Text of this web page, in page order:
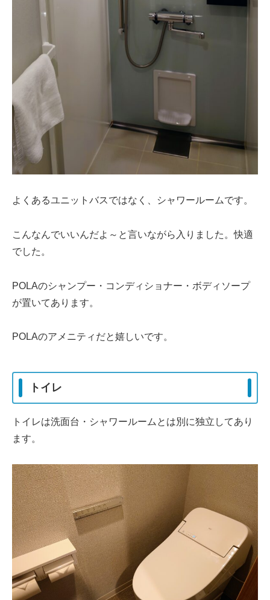
よくあるユニットバスではなく、シャワールームです。
こんなんでいいんだよ～と言いながら入りました。快適
でした。
POLAのシャンプー・コンディショナー・ボディソープ
が置いてあります。
POLAのアメニティだと嬉しいです。
トイレ
トイレは洗面台・シャワールームとは別に独立してあり
ます。